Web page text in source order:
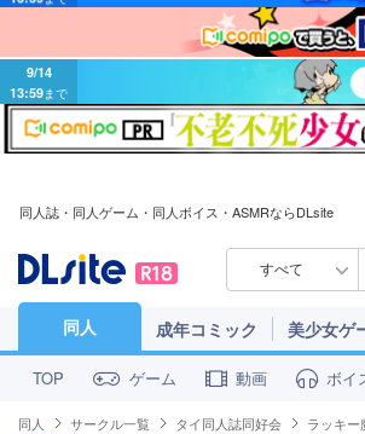
9/14
13:59 まで
同人誌・同人ゲーム・同人ボイス・ASMRならDLsite
すべて
同人 成年コミック 美少女ゲ
TOP ゲーム 動画 ボイ
同人 サークル一覧 タイ同人誌同好会 ラッキー